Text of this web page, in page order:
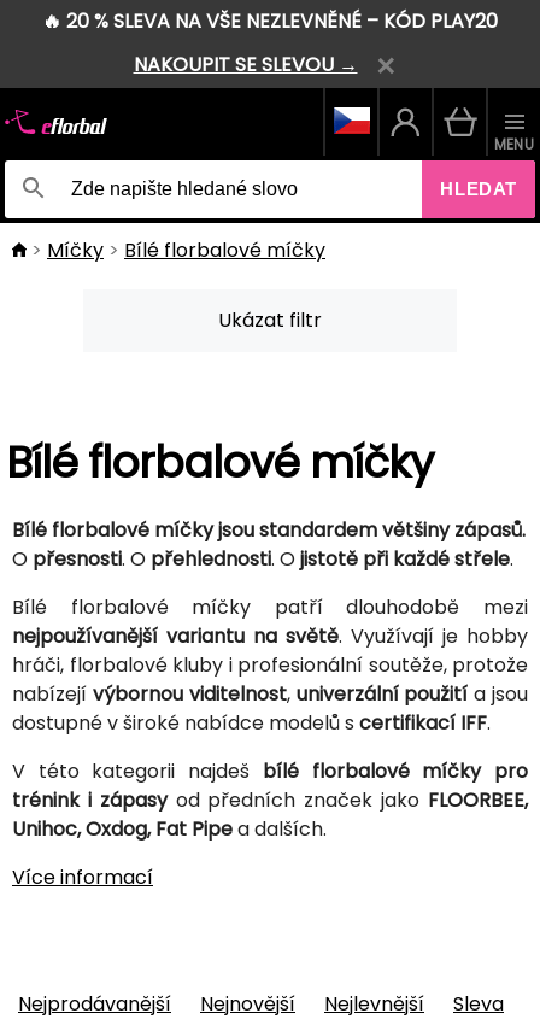
🔥 20 % SLEVA NA VŠE NEZLEVNĚNÉ – KÓD PLAY20
NAKOUPIT SE SLEVOU →
HLEDAT
MENU
Míčky Bílé florbalové míčky
Ukázat filtr
Bílé florbalové míčky
Bílé florbalové míčky jsou standardem většiny zápasů.
O přesnosti. O přehlednosti. Ojistotě při každé střele.
Bílé florbalové míčky patří dlouhodobě mezi
nejpoužívanější variantu na světě. Využívají je hobby
hráči, florbalové kluby i profesionální soutěže, protože
nabízejí výbornou viditelnost, univerzální použití a jsou
dostupné v široké nabídce modelů s certifikací IFF.
V této kategorii najdeš bílé florbalové míčky pro
trénink i zápasyod předních značek jako FLOORBEE,
Unihoc, Oxdog, Fat Pipea dalších.
Více informací
Nejprodávanější Nejnovější Nejlevnější
Sleva